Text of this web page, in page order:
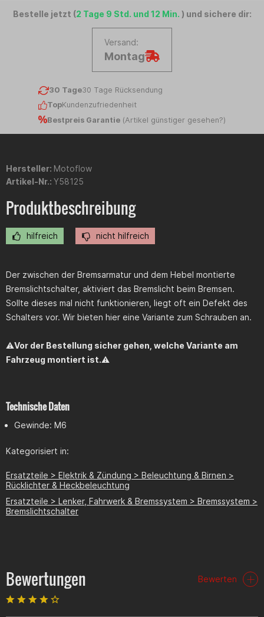
Bestelle jetzt (2 Tage 9 Std. und 12 Min. ) und sichere dir:
Versand:
Montag
30 Tage30 Tage Rücksendung
TopKundenzufriedenheit
Bestpreis Garantie (Artikel günstiger gesehen?)
Hersteller: Motoflow
Artikel-Nr.: Y58125
Produktbeschreibung
hilfreich nicht hilfreich
Der zwischen der Bremsarmatur und dem Hebel montierte
Bremslichtschalter, aktiviert das Bremslicht beim Bremsen.
Sollte dieses mal nicht funktionieren, liegt oft ein Defekt des
Schalters vor. Wir bieten hier eine Variante zum Schrauben an.
⚠️Vor der Bestellung sicher gehen, welche Variante am
Fahrzeug montiert ist.⚠️
Technische Daten
Gewinde: M6
Kategorisiert in:
Ersatzteile > Elektrik & Zündung > Beleuchtung & Birnen >
Rücklichter & Heckbeleuchtung
Ersatzteile > Lenker, Fahrwerk & Bremssystem > Bremssystem >
Bremslichtschalter
Bewertungen Bewerten